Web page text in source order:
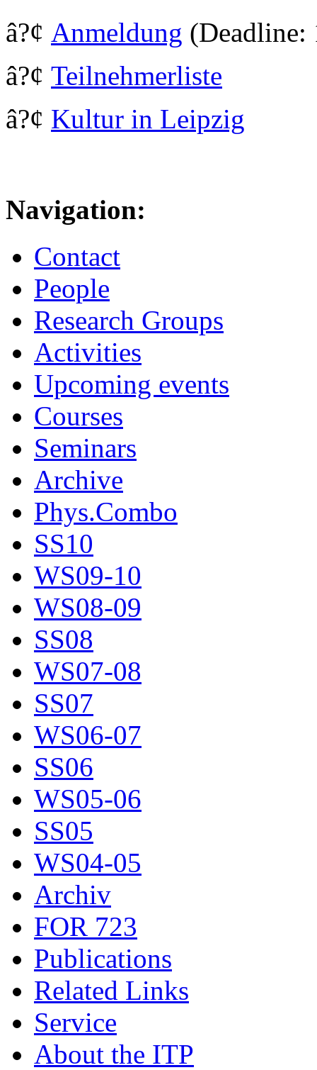
â?¢ Anmeldung (Deadline:
â?¢ Teilnehmerliste
â?¢ Kultur in Leipzig
Navigation:
Contact
People
Research Groups
Activities
Upcoming events
Courses
Seminars
Archive
Phys.Combo
SS10
WS09-10
WS08-09
SS08
WS07-08
SS07
WS06-07
SS06
WS05-06
SS05
WS04-05
Archiv
FOR 723
Publications
Related Links
Service
About the ITP